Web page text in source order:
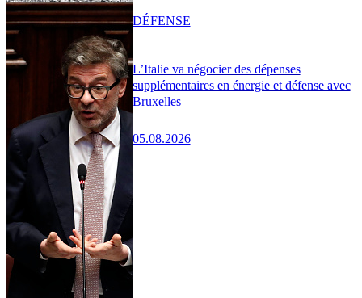
L’Italie va négocier des dépenses
supplémentaires en énergie et défense avec
Bruxelles
05.08.2026
DÉFENSE